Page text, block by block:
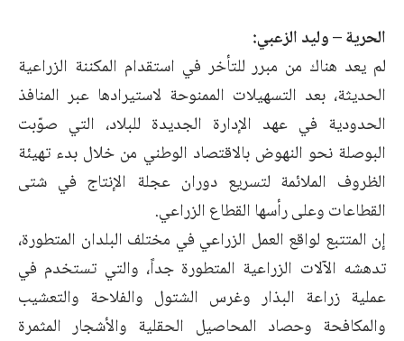
الحرية – وليد الزعبي:
لم يعد هناك من مبرر للتأخر في استقدام المكننة الزراعية
الحديثة، بعد التسهيلات الممنوحة لاستيرادها عبر المنافذ
الحدودية في عهد الإدارة الجديدة للبلاد، التي صوّبت
البوصلة نحو النهوض بالاقتصاد الوطني من خلال بدء تهيئة
الظروف الملائمة لتسريع دوران عجلة الإنتاج في شتى
القطاعات وعلى رأسها القطاع الزراعي.
إن المتتبع لواقع العمل الزراعي في مختلف البلدان المتطورة،
تدهشه الآلات الزراعية المتطورة جداً، والتي تستخدم في
عملية زراعة البذار وغرس الشتول والفلاحة والتعشيب
والمكافحة وحصاد المحاصيل الحقلية والأشجار المثمرة